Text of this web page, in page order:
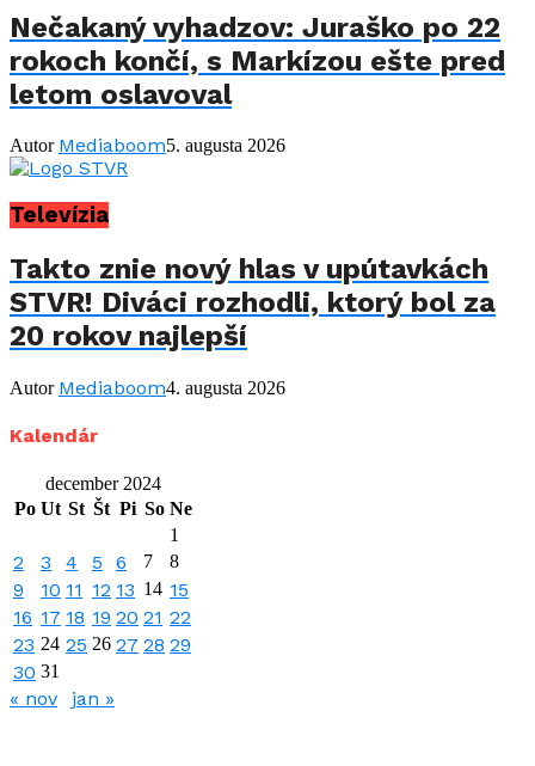
Nečakaný vyhadzov: Juraško po 22
rokoch končí, s Markízou ešte pred
letom oslavoval
Autor Mediaboom5. augusta 2026
Televízia
Takto znie nový hlas v upútavkách
STVR! Diváci rozhodli, ktorý bol za
20 rokov najlepší
Autor Mediaboom4. augusta 2026
Kalendár
december 2024
Po Ut St Št Pi So Ne
1
2 3 4 5 6 7 8
9 10 11 12 13 14 15
16 17 18 19 20 21 22
23 24 25 26 27 28 29
30 31
« nov jan »